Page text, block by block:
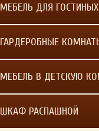
МЕБЕЛЬ ДЛЯ ГОСТИНЫХ
ГАРДЕРОБНЫЕ
МЕБЕЛЬ В ДЕТСКУЮ
ШКАФ РАСПАШНОЙ